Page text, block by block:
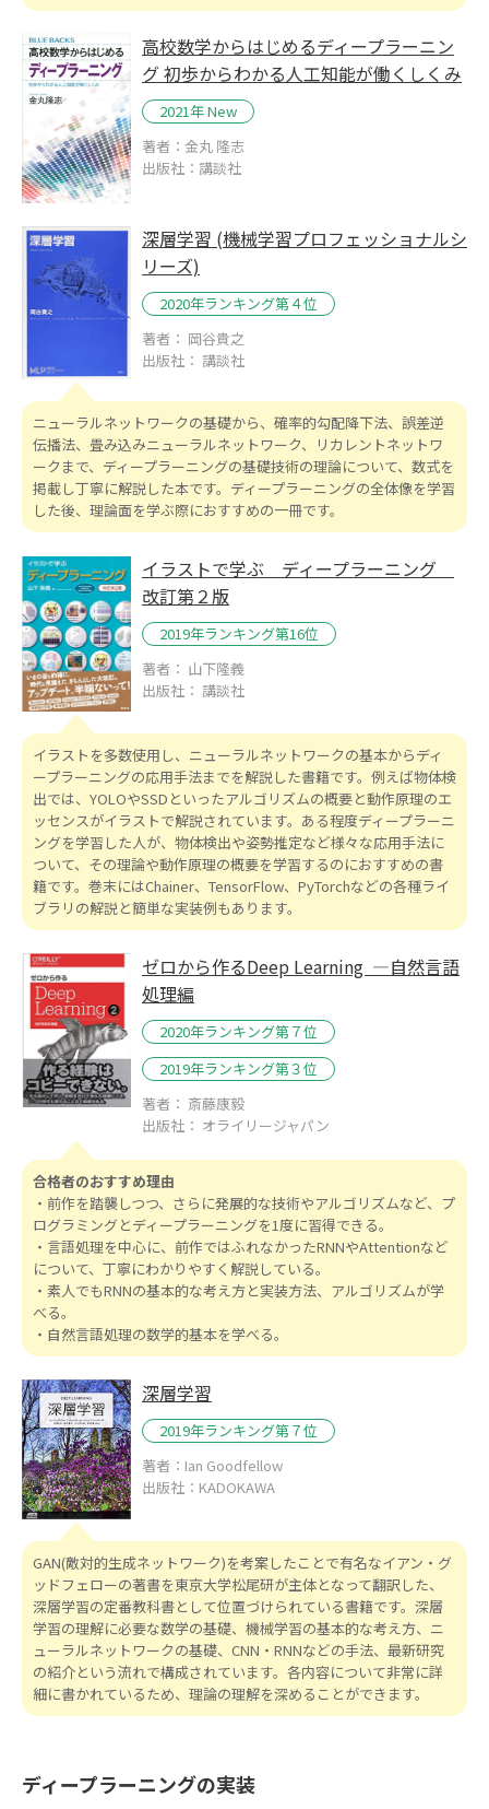
高校数学からはじめるディープラーニン
グ 初歩からわかる人工知能が働くしくみ
2021年 New
著者：金丸 隆志
出版社：講談社
深層学習 (機械学習プロフェッショナルシ
リーズ)
2020年ランキング第４位
著者： 岡谷貴之
出版社： 講談社
ニューラルネットワークの基礎から、確率的勾配降下法、誤差逆
伝播法、畳み込みニューラルネットワーク、リカレントネットワ
ークまで、ディープラーニングの基礎技術の理論について、数式を
掲載し丁寧に解説した本です。ディープラーニングの全体像を学習
した後、理論面を学ぶ際におすすめの一冊です。
イラストで学ぶ ディープラーニング
改訂第２版
2019年ランキング第16位
著者： 山下隆義
出版社： 講談社
イラストを多数使用し、ニューラルネットワークの基本からディ
ープラーニングの応用手法までを解説した書籍です。例えば物体検
出では、YOLOやSSDといったアルゴリズムの概要と動作原理のエ
ッセンスがイラストで解説されています。ある程度ディープラーニ
ングを学習した人が、物体検出や姿勢推定など様々な応用手法に
ついて、その理論や動作原理の概要を学習するのにおすすめの書
籍です。巻末にはChainer、TensorFlow、PyTorchなどの各種ライ
ブラリの解説と簡単な実装例もあります。
ゼロから作るDeep Learning ―自然言語
処理編
2020年ランキング第７位
2019年ランキング第３位
著者： 斎藤康毅
出版社： オライリージャパン
合格者のおすすめ理由
・前作を踏襲しつつ、さらに発展的な技術やアルゴリズムなど、プ
ログラミングとディープラーニングを1度に習得できる。
・言語処理を中心に、前作ではふれなかったRNNやAttentionなど
について、丁寧にわかりやすく解説している。
・素人でもRNNの基本的な考え方と実装方法、アルゴリズムが学
べる。
・自然言語処理の数学的基本を学べる。
深層学習
2019年ランキング第７位
著者：Ian Goodfellow
出版社：KADOKAWA
GAN(敵対的生成ネットワーク)を考案したことで有名なイアン・グ
ッドフェローの著書を東京大学松尾研が主体となって翻訳した、
深層学習の定番教科書として位置づけられている書籍です。深層
学習の理解に必要な数学の基礎、機械学習の基本的な考え方、ニ
ューラルネットワークの基礎、CNN・RNNなどの手法、最新研究
の紹介という流れで構成されています。各内容について非常に詳
細に書かれているため、理論の理解を深めることができます。
ディープラーニングの実装